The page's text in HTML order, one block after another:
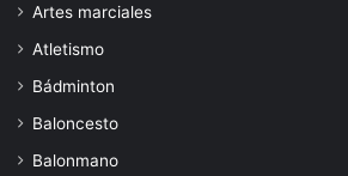
Artes marciales
Atletismo
Bádminton
Baloncesto
Balonmano